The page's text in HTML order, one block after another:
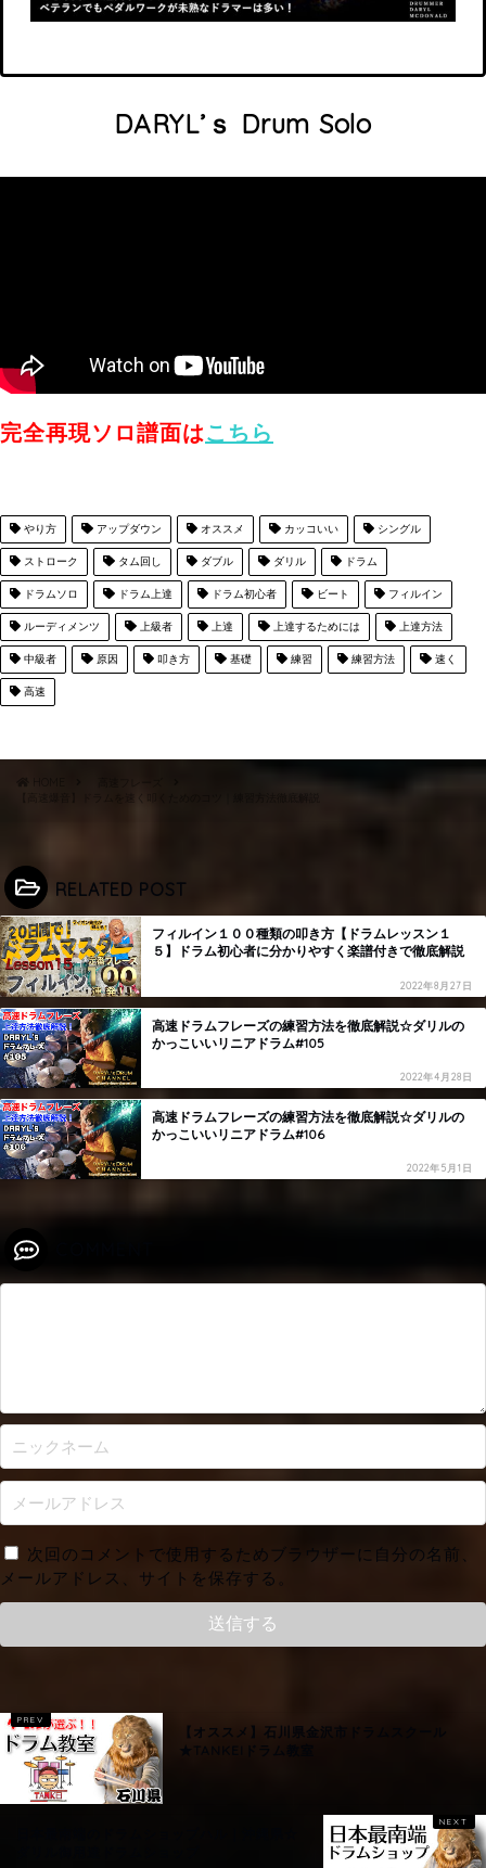
DARYL’ｓ Drum Solo
完全再現ソロ譜面はこちら
やり方 アップダウン オススメ カッコいい シングル
ストローク タム回し ダブル ダリル ドラム
ドラムソロ ドラム上達 ドラム初心者 ビート フィルイン
ルーディメンツ 上級者 上達 上達するためには 上達方法
中級者 原因 叩き方 基礎 練習 練習方法 速く
高速
RELATED POST
フィルイン１００種類の叩き方【ドラムレッスン１
５】ドラム初心者に分かりやすく楽譜付きで徹底解説
2022年8月27日
高速ドラムフレーズの練習方法を徹底解説☆ダリルの
かっこいいリニアドラム#105
2022年4月28日
高速ドラムフレーズの練習方法を徹底解説☆ダリルの
かっこいいリニアドラム#106
2022年5月1日
次回のコメントで使用するためブラウザーに自分の名前、
メールアドレス、サイトを保存する。
【オススメ】石川県金沢市ドラムスクール
★TANKEIドラム教室